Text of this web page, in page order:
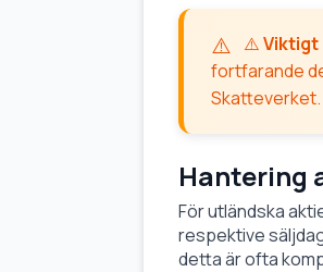
⚠️Viktigt
fortfarande
Skatteverket.
Hantering
För utländska
respektive
detta är ofta